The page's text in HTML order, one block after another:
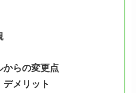
からの変更点
デメリット